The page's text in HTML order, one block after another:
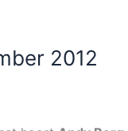
2012